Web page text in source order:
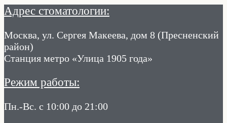
Адрес стоматологии:
Москва, ул. Сергея Макеева, дом 8 (Пресненский
район)
Станция метро «Улица 1905 года»
Режим работы:
Пн.-Вс. с 10:00 до 21:00